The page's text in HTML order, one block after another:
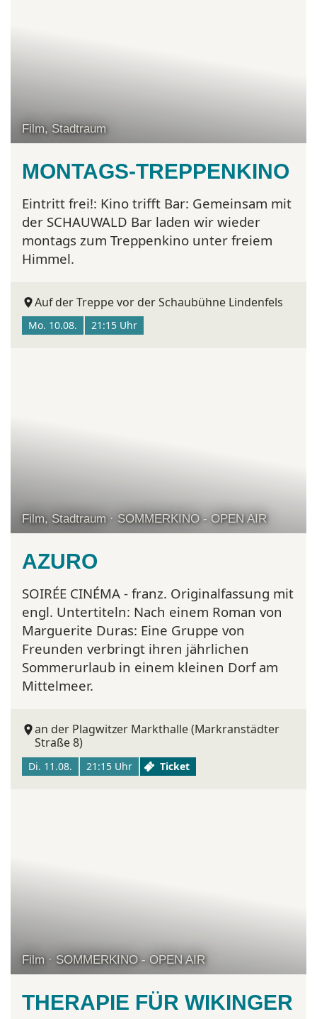
Film, Stadtraum
MONTAGS-TREPPENKINO
Eintritt frei!: Kino trifft Bar: Gemeinsam mit
der SCHAUWALD Bar laden wir wieder
montags zum Treppenkino unter freiem
Himmel.
Auf der Treppe vor der Schaubühne Lindenfels
Mo. 10.08. 21:15 Uhr
Film, Stadtraum · SOMMERKINO - OPEN AIR
AZURO
SOIRÉE CINÉMA - franz. Originalfassung mit
engl. Untertiteln: Nach einem Roman von
Marguerite Duras: Eine Gruppe von
Freunden verbringt ihren jährlichen
Sommerurlaub in einem kleinen Dorf am
Mittelmeer.
an der Plagwitzer Markthalle (Markranstädter
Straße 8)
Di. 11.08. 21:15 Uhr Ticket
Film · SOMMERKINO - OPEN AIR
THERAPIE FÜR WIKINGER